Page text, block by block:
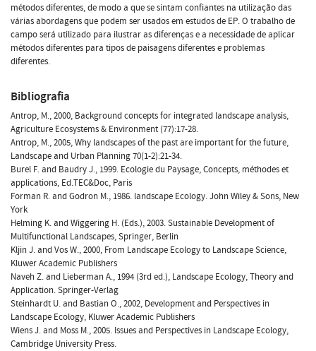
métodos diferentes, de modo a que se sintam confiantes na utilização das
várias abordagens que podem ser usados em estudos de EP. O trabalho de
campo será utilizado para ilustrar as diferenças e a necessidade de aplicar
métodos diferentes para tipos de paisagens diferentes e problemas
diferentes.
Bibliografia
Antrop, M., 2000, Background concepts for integrated landscape analysis,
Agriculture Ecosystems & Environment (77):17-28.
Antrop, M., 2005, Why landscapes of the past are important for the future,
Landscape and Urban Planning 70(1-2):21-34.
Burel F. and Baudry J., 1999. Ecologie du Paysage, Concepts, méthodes et
applications, Ed.TEC&Doc, Paris
Forman R. and Godron M., 1986. landscape Ecology. John Wiley & Sons, New
York
Helming K. and Wiggering H. (Eds.), 2003. Sustainable Development of
Multifunctional Landscapes, Springer, Berlin
Kljin J. and Vos W., 2000, From Landscape Ecology to Landscape Science,
Kluwer Academic Publishers
Naveh Z. and Lieberman A., 1994 (3rd ed.), Landscape Ecology, Theory and
Application. Springer-Verlag
Steinhardt U. and Bastian O., 2002, Development and Perspectives in
Landscape Ecology, Kluwer Academic Publishers
Wiens J. and Moss M., 2005. Issues and Perspectives in Landscape Ecology,
Cambridge University Press.